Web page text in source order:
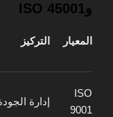
وISO 45001
المعيار التركيز
ISO
9001
إدارة